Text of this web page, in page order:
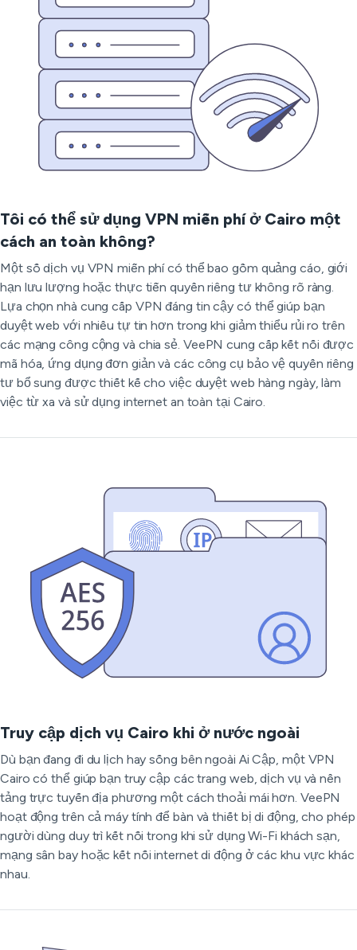
Tôi có thể sử dụng VPN miễn phí ở Cairo một
cách an toàn không?
Một số dịch vụ VPN miễn phí có thể bao gồm quảng cáo, giới
hạn lưu lượng hoặc thực tiễn quyền riêng tư không rõ ràng.
Lựa chọn nhà cung cấp VPN đáng tin cậy có thể giúp bạn
duyệt web với nhiều tự tin hơn trong khi giảm thiểu rủi ro trên
các mạng công cộng và chia sẻ. VeePN cung cấp kết nối được
mã hóa, ứng dụng đơn giản và các công cụ bảo vệ quyền riêng
tư bổ sung được thiết kế cho việc duyệt web hàng ngày, làm
việc từ xa và sử dụng internet an toàn tại Cairo.
Truy cập dịch vụ Cairo khi ở nước ngoài
Dù bạn đang đi du lịch hay sống bên ngoài Ai Cập, một VPN
Cairo có thể giúp bạn truy cập các trang web, dịch vụ và nền
tảng trực tuyến địa phương một cách thoải mái hơn. VeePN
hoạt động trên cả máy tính để bàn và thiết bị di động, cho phép
người dùng duy trì kết nối trong khi sử dụng Wi-Fi khách sạn,
mạng sân bay hoặc kết nối internet di động ở các khu vực khác
nhau.